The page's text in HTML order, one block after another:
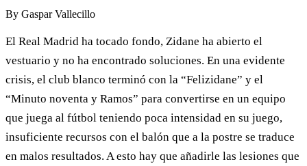
By Gaspar Vallecillo
El Real Madrid ha tocado fondo, Zidane ha abierto el
vestuario y no ha encontrado soluciones. En una evidente
crisis, el club blanco terminó con la “Felizidane” y el
“Minuto noventa y Ramos” para convertirse en un equipo
que juega al fútbol teniendo poca intensidad en su juego,
insuficiente recursos con el balón que a la postre se traduce
en malos resultados. A esto hay que añadirle las lesiones que